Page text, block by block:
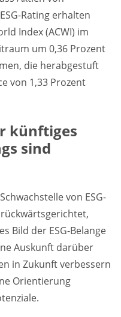
Rating erhalten
Index (ACWI) im
um 0,36 Prozent
die herabgestuft
von 1,33 Prozent
künftiges
sind
von ESG-
Bild der ESG-Belange
Auskunft darüber
in Zukunft verbessern
Orientierung